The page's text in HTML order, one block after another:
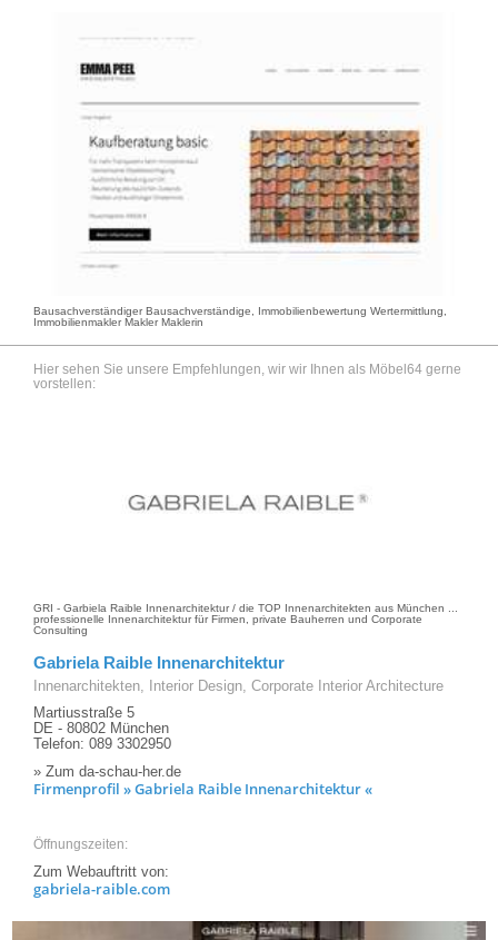
Bausachverständiger Bausachverständige, Immobilienbewertung Wertermittlung,
Immobilienmakler Makler Maklerin
Hier sehen Sie unsere Empfehlungen, wir wir Ihnen als Möbel64 gerne
vorstellen:
GRI - Garbiela Raible Innenarchitektur / die TOP Innenarchitekten aus München ...
professionelle Innenarchitektur für Firmen, private Bauherren und Corporate
Consulting
Gabriela Raible Innenarchitektur
Innenarchitekten, Interior Design, Corporate Interior Architecture
Martiusstraße 5
DE - 80802 München
Telefon: 089 3302950
» Zum da-schau-her.de
Firmenprofil » Gabriela Raible Innenarchitektur «
Öffnungszeiten:
Zum Webauftritt von:
gabriela-raible.com